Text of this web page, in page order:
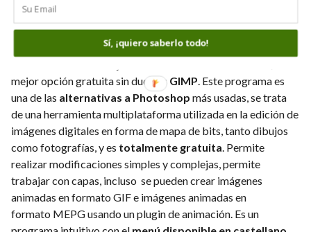
Programa GIMP
mejor opción gratuita sin duda es GIMP. Este programa es
una de las alternativas a Photoshop más usadas, se trata
de una herramienta multiplataforma utilizada en la edición de
imágenes digitales en forma de mapa de bits, tanto dibujos
como fotografías, y es totalmente gratuita. Permite
realizar modificaciones simples y complejas, permite
trabajar con capas, incluso se pueden crear imágenes
animadas en formato GIF e imágenes animadas en
formato MEPG usando un plugin de animación. Es un
Sí, ¡quiero saberlo todo!